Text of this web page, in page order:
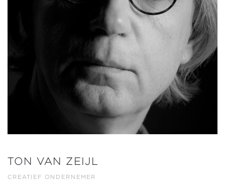
TON VAN ZEIJL
CREATIEF ONDERNEMER